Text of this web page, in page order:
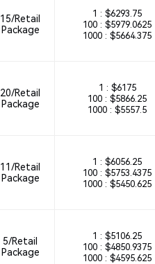
15/Retail
Package
1 : $6293.75
100 : $5979.0625
1000 : $5664.375
20/Retail
Package
1 : $6175
100 : $5866.25
1000 : $5557.5
11/Retail
Package
1 : $6056.25
100 : $5753.4375
1000 : $5450.625
5/Retail
Package
1 : $5106.25
100 : $4850.9375
1000 : $4595.625